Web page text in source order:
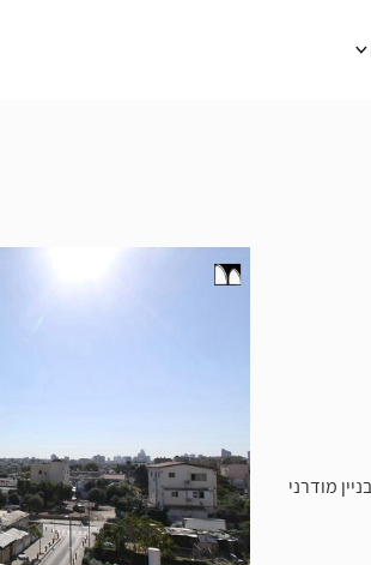
דירת 4 חדרים משפחתית כ -110 מ"ר, בניין מודרני